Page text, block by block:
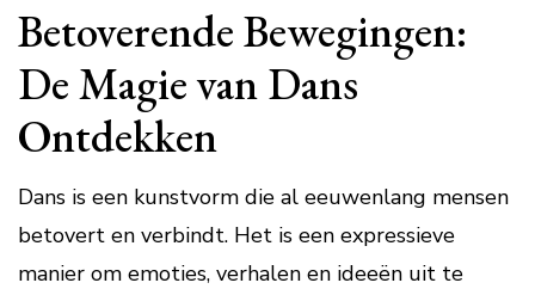
Betoverende Bewegingen:
De Magie van Dans
Ontdekken
Dans is een kunstvorm die al eeuwenlang mensen
betovert en verbindt. Het is een expressieve
manier om emoties, verhalen en ideeën uit te